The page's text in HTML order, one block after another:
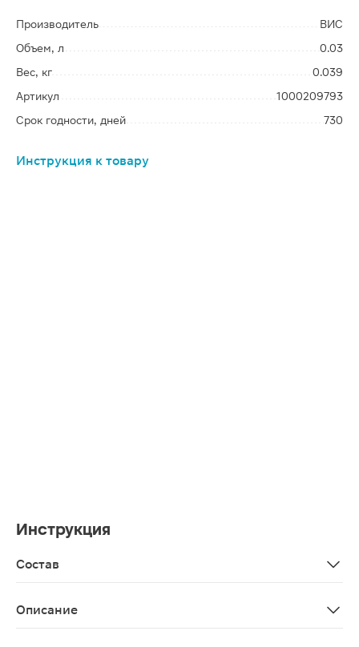
Производитель
ВИС
Объем, л
0.03
Вес, кг
0.039
Артикул
1000209793
Срок годности, дней
730
Инструкция к товару
Инструкция
Состав
Описание